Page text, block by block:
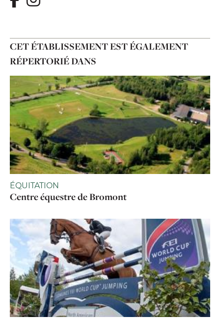
CET ÉTABLISSEMENT EST ÉGALEMENT
RÉPERTORIÉ DANS
ÉQUITATION
Centre équestre de Bromont